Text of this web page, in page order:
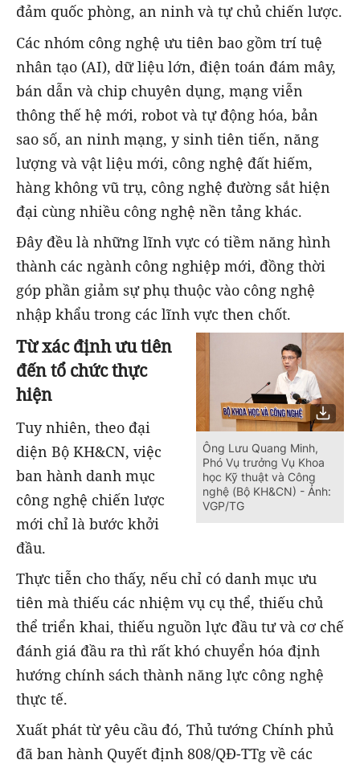
đảm quốc phòng, an ninh và tự chủ chiến lược.
Các nhóm công nghệ ưu tiên bao gồm trí tuệ
nhân tạo (AI), dữ liệu lớn, điện toán đám mây,
bán dẫn và chip chuyên dụng, mạng viễn
thông thế hệ mới, robot và tự động hóa, bản
sao số, an ninh mạng, y sinh tiên tiến, năng
lượng và vật liệu mới, công nghệ đất hiếm,
hàng không vũ trụ, công nghệ đường sắt hiện
đại cùng nhiều công nghệ nền tảng khác.
Đây đều là những lĩnh vực có tiềm năng hình
thành các ngành công nghiệp mới, đồng thời
góp phần giảm sự phụ thuộc vào công nghệ
nhập khẩu trong các lĩnh vực then chốt.
Ông Lưu Quang Minh,
Phó Vụ trưởng Vụ Khoa
học Kỹ thuật và Công
nghệ (Bộ KH&CN) - Ảnh:
VGP/TG
Từ xác định ưu tiên
đến tổ chức thực
hiện
Tuy nhiên, theo đại
diện Bộ KH&CN, việc
ban hành danh mục
công nghệ chiến lược
mới chỉ là bước khởi
đầu.
Thực tiễn cho thấy, nếu chỉ có danh mục ưu
tiên mà thiếu các nhiệm vụ cụ thể, thiếu chủ
thể triển khai, thiếu nguồn lực đầu tư và cơ chế
đánh giá đầu ra thì rất khó chuyển hóa định
hướng chính sách thành năng lực công nghệ
thực tế.
Xuất phát từ yêu cầu đó, Thủ tướng Chính phủ
đã ban hành Quyết định 808/QĐ-TTg về các